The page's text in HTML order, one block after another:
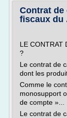
Contrat
fiscaux du
LE CONTRAT
?
Le contrat de
dont les
Comme le
monosupport
de compte »...
Le contrat de